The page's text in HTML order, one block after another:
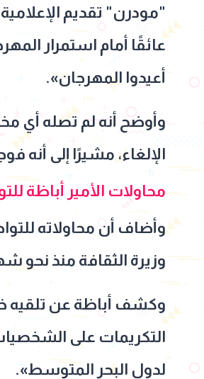
"مودرن" تقديم
عائقًا أمام استمرار
أعيدوا المهرجان».
وأوضح أنه لم تصله أي
الإلغاء، مشيرًا إلى أنه
محاولات الأمير أباظة
وأضاف أن محاولاته
وزيرة الثقافة منذ نحو
وكشف أباظة عن تلقيه
التكريمات على
لدول البحر المتوسط».